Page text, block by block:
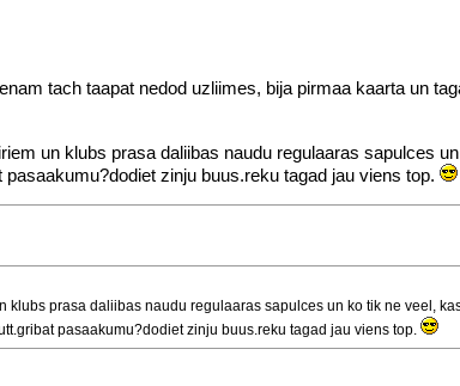
tach taapat nedod uzliimes, bija pirmaa kaarta un
un klubs prasa daliibas naudu regulaaras sapulces
zinju buus.reku tagad jau viens top.
prasa daliibas naudu regulaaras sapulces un ko tik ne veel,
pasaakumu?dodiet zinju buus.reku tagad jau viens top.